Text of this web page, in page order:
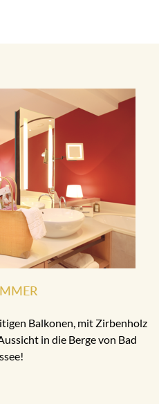
Balkonen, mit Zirbenholz
in die Berge von Bad